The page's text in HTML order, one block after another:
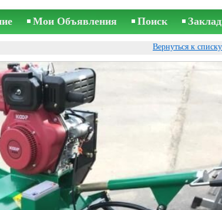
Мои Объявления Поиск
Вернуться к